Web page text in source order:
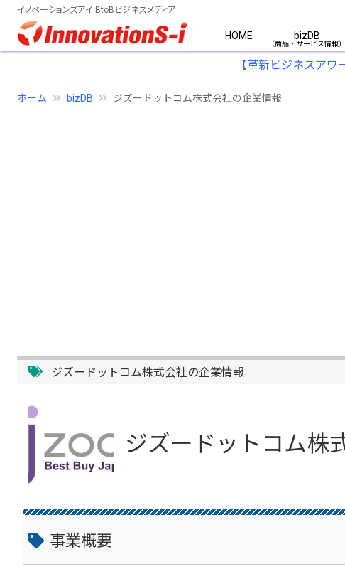
イノベーションズアイ BtoBビジネスメディア
HOME bizDB
【革新ビジネスア
ホーム bizDB ジズードットコム株式会社の企業情報
ジズードットコム株式会社の企業情報
ジズードットコム株
事業概要